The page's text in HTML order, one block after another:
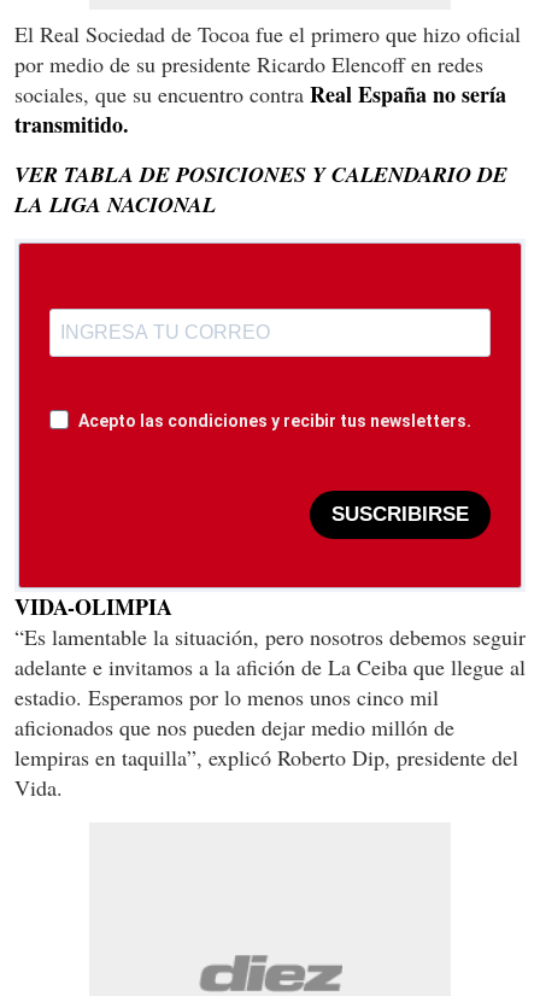
El Real Sociedad de Tocoa fue el primero que hizo oficial
por medio de su presidente Ricardo Elencoff en redes
sociales, que su encuentro contra Real España no sería
transmitido.
VER TABLA DE POSICIONES Y CALENDARIO DE
LA LIGA NACIONAL
Acepto las condiciones y recibir tus newsletters.
SUSCRIBIRSE
VIDA-OLIMPIA
“Es lamentable la situación, pero nosotros debemos seguir
adelante e invitamos a la afición de La Ceiba que llegue al
estadio. Esperamos por lo menos unos cinco mil
aficionados que nos pueden dejar medio millón de
lempiras en taquilla”, explicó Roberto Dip, presidente del
Vida.